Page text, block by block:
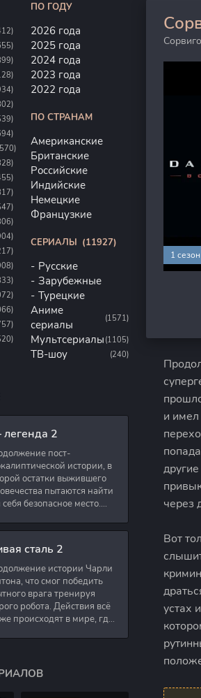
1
и имел
через
Вот
устах
ПО ГОДУ
2026 года
2025 года
2024 года
2023 года
2022 года
ПО СТРАНАМ
Американские
Британские
Российские
Индийские
Немецкие
Французкие
СЕРИАЛЫ (11927)
Русские
Зарубежные
Турецкие
Аниме
сериалы
(1571)
Мультсериалы (1105)
ТВ-шоу (240)
легенда 2
пост-
истории, в
остатки выжившего
пытаются найти
безопасное место.
в медицинском
сталь 2
истории Чарли
что смог победить
врага тренируя
робота. Действия всё
происходят в мире, где